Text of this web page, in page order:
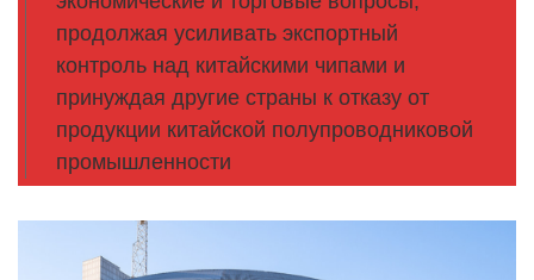
продолжая усиливать экспортный
контроль над китайскими чипами и
принуждая другие страны к отказу от
продукции китайской полупроводниковой
промышленности